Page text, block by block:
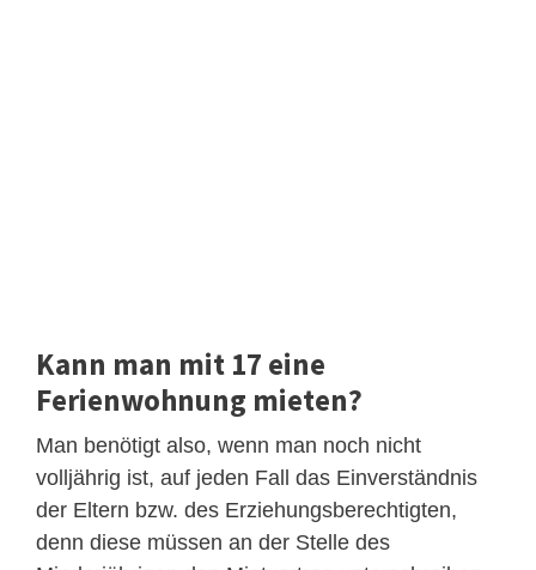
Kann man mit 17 eine
Ferienwohnung mieten?
Man benötigt also, wenn man noch nicht
volljährig ist, auf jeden Fall das Einverständnis
der Eltern bzw. des Erziehungsberechtigten,
denn diese müssen an der Stelle des